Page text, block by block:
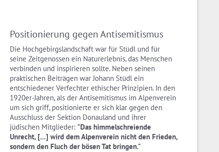
Positionierung gegen Antisemitismus
Die Hochgebirgslandschaft war für Stüdl und für
seine Zeitgenossen ein Naturerlebnis, das Menschen
verbinden und inspirieren sollte. Neben seinen
praktischen Beiträgen war Johann Stüdl ein
entschiedener Verfechter ethischer Prinzipien. In den
1920er-Jahren, als der Antisemitismus im Alpenverein
um sich griff, positionierte er sich klar gegen den
Ausschluss der Sektion Donauland und ihrer
jüdischen Mitglieder: "Das himmelschreiende
Unrecht, [...] wird dem Alpenverein nicht den Frieden,
sondern den Fluch der bösen Tat bringen."